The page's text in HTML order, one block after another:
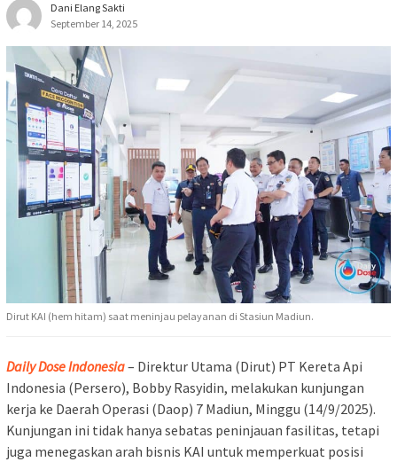
Dani Elang Sakti
September 14, 2025
Dirut KAI (hem hitam) saat meninjau pelayanan di Stasiun Madiun.
Daily Dose Indonesia– Direktur Utama (Dirut) PT Kereta Api
Indonesia (Persero), Bobby Rasyidin, melakukan kunjungan
kerja ke Daerah Operasi (Daop) 7 Madiun, Minggu (14/9/2025).
Kunjungan ini tidak hanya sebatas peninjauan fasilitas, tetapi
juga menegaskan arah bisnis KAI untuk memperkuat posisi